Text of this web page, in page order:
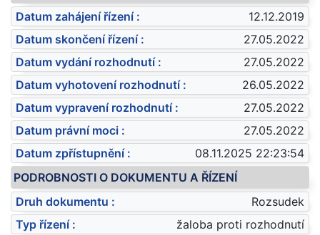
Datum zahájení řízení :
12.12.2019
Datum skončení řízení :
27.05.2022
Datum vydání rozhodnutí :
27.05.2022
Datum vyhotovení rozhodnutí :
26.05.2022
Datum vypravení rozhodnutí :
27.05.2022
Datum právní moci :
27.05.2022
Datum zpřístupnění :
08.11.2025 22:23:54
PODROBNOSTI O DOKUMENTU A ŘÍZENÍ
Druh dokumentu :
Rozsudek
Typ řízení :
žaloba proti rozhodnutí